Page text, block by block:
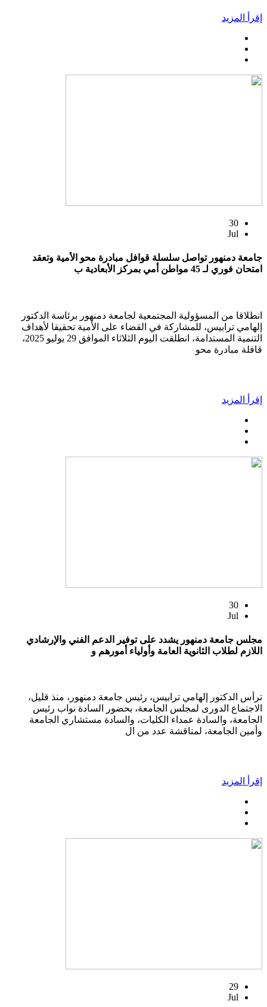
إقرأ المزيد
30
Jul
جامعة دمنهور تواصل سلسلة قوافل مبادرة محو الأمية وتعقد
امتحان فوري لـ 45 مواطن أمي بمركز الأبعادية ب
انطلاقا من المسؤولية المجتمعية لجامعة دمنهور برئاسة الدكتور
إلهامي ترابيس، للمشاركة في القضاء على الأمية تحقيقا لأهداف
التنمية المستدامة، انطلقت اليوم الثلاثاء الموافق 29 يوليو 2025،
قافلة مبادرة محو
إقرأ المزيد
30
Jul
مجلس جامعة دمنهور يشدد على توفير الدعم الفني والإرشادي
اللازم لطلاب الثانوية العامة وأولياء أمورهم و
ترأس الدكتور إلهامي ترابيس، رئيس جامعة دمنهور، منذ قليل،
الاجتماع الدورى لمجلس الجامعة، بحضور السادة نواب رئيس
الجامعة، والسادة عمداء الكليات، والسادة مستشاري الجامعة
وأمين الجامعة، لمناقشة عدد من ال
إقرأ المزيد
29
Jul